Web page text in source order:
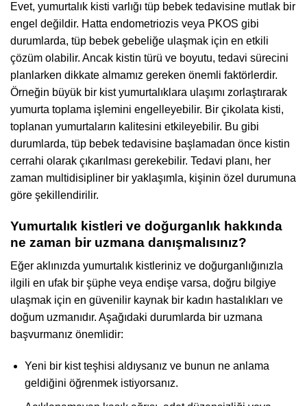
Evet, yumurtalık kisti varlığı tüp bebek tedavisine mutlak bir
engel değildir. Hatta endometriozis veya PKOS gibi
durumlarda, tüp bebek gebeliğe ulaşmak için en etkili
çözüm olabilir. Ancak kistin türü ve boyutu, tedavi sürecini
planlarken dikkate almamız gereken önemli faktörlerdir.
Örneğin büyük bir kist yumurtalıklara ulaşımı zorlaştırarak
yumurta toplama işlemini engelleyebilir. Bir çikolata kisti,
toplanan yumurtaların kalitesini etkileyebilir. Bu gibi
durumlarda, tüp bebek tedavisine başlamadan önce kistin
cerrahi olarak çıkarılması gerekebilir. Tedavi planı, her
zaman multidisipliner bir yaklaşımla, kişinin özel durumuna
göre şekillendirilir.
Yumurtalık kistleri ve doğurganlık hakkında
ne zaman bir uzmana danışmalısınız?
Eğer aklınızda yumurtalık kistleriniz ve doğurganlığınızla
ilgili en ufak bir şüphe veya endişe varsa, doğru bilgiye
ulaşmak için en güvenilir kaynak bir kadın hastalıkları ve
doğum uzmanıdır. Aşağıdaki durumlarda bir uzmana
başvurmanız önemlidir:
Yeni bir kist teşhisi aldıysanız ve bunun ne anlama
geldiğini öğrenmek istiyorsanız.